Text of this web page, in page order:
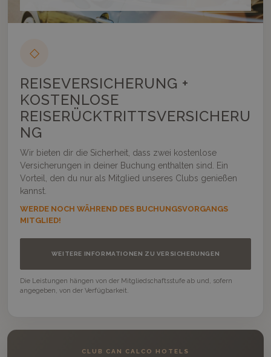
◇
REISEVERSICHERUNG +
KOSTENLOSE
REISERÜCKTRITTSVERSICHERU
NG
Wir bieten dir die Sicherheit, dass zwei kostenlose
Versicherungen in deiner Buchung enthalten sind. Ein
Vorteil, den du nur als Mitglied unseres Clubs genießen
kannst.
WERDE NOCH WÄHREND DES BUCHUNGSVORGANGS
MITGLIED!
WEITERE INFORMATIONEN ZU VERSICHERUNGEN
Die Leistungen hängen von der Mitgliedschaftsstufe ab und, sofern
angegeben, von der Verfügbarkeit.
CLUB CAN CALCO HOTELS